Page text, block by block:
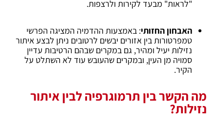
"לראות" מבעד לקירות ולרצפות.
האבחון החזותי: באמצעות ההדמיה המציגה הפרשי
טמפרטורות בין אזורים יבשים לרטובים ניתן לבצע איתור
נזילות יעיל ומהיר, גם במקרים שבהם הרטיבות עדיין
סמויה מן העין, ובמקרים שהעובש עוד לא השתלט על
הקיר.
מה הקשר בין תרמוגרפיה לבין איתור
נזילות?